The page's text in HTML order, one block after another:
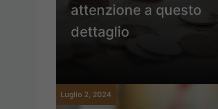
attenzione a questo
dettaglio
Luglio 2, 2024